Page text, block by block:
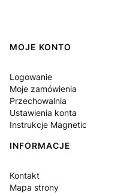
Linki w stopce
MOJE KONTO
Logowanie
Moje zamówienia
Przechowalnia
Ustawienia konta
Instrukcje Magnetic
INFORMACJE
Kontakt
Mapa strony